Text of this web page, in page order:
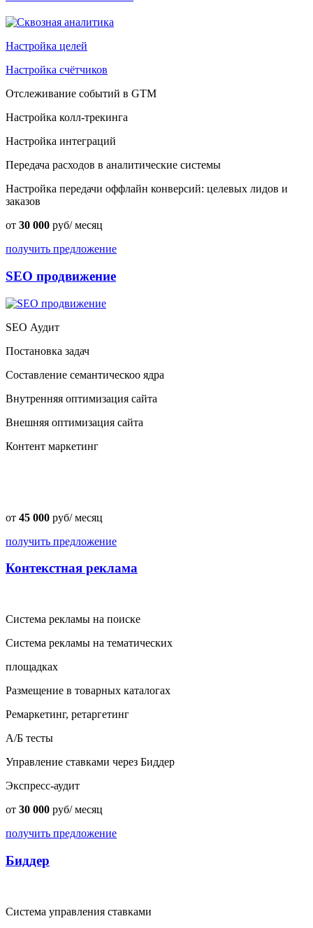
Настройка целей
Настройка счётчиков
Отслеживание событий в GTM
Настройка колл-трекинга
Настройка интеграций
Передача расходов в аналитические системы
Настройка передачи оффлайн конверсий: целевых лидов и
заказов
от 30 000 руб/ месяц
получить предложение
SEO продвижение
SEO Аудит
Постановка задач
Составление семантическоо ядра
Внутренняя оптимизация сайта
Внешняя оптимизация сайта
Контент маркетинг
от 45 000 руб/ месяц
получить предложение
Контекстная реклама
Система рекламы на поиске
Система рекламы на тематических
площадках
Размещение в товарных каталогах
Ремаркетинг, ретаргетинг
А/Б тесты
Управление ставками через Биддер
Экспресс-аудит
от 30 000 руб/ месяц
получить предложение
Биддер
Система управления ставками